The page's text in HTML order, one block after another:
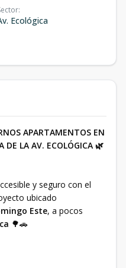
:
Ecológica
APARTAMENTOS EN
DE LA AV. ECOLÓGICA 🌿
y seguro con el
ubicado
Este, a pocos
🌳🚗